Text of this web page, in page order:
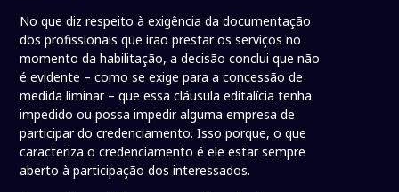
No que diz respeito à exigência da documentação
dos profissionais que irão prestar os serviços no
momento da habilitação, a decisão conclui que não
é evidente – como se exige para a concessão de
medida liminar – que essa cláusula editalícia tenha
impedido ou possa impedir alguma empresa de
participar do credenciamento. Isso porque, o que
caracteriza o credenciamento é ele estar sempre
aberto à participação dos interessados.